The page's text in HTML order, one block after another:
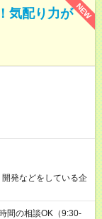
NEW
気配り力が
発などをしている企
間の相談OK（9:30-